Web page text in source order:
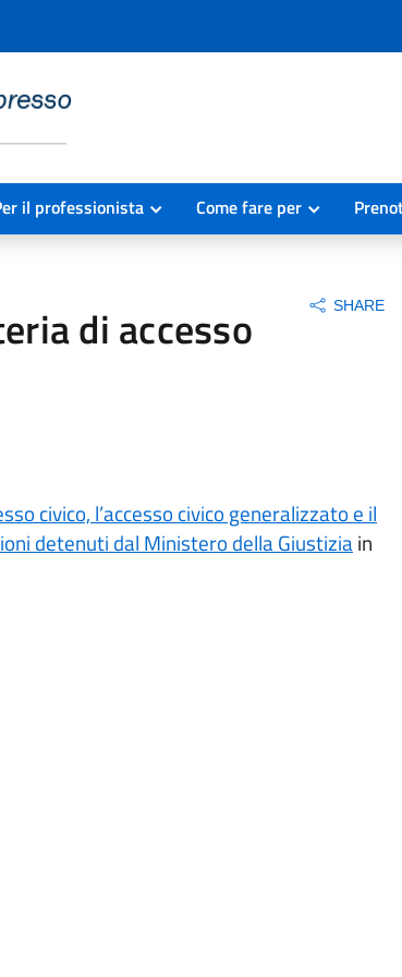
il professionista Come fare per
di accesso
SHARE
civico, l’accesso civico generalizzato e il
detenuti dal Ministero della Giustiziain